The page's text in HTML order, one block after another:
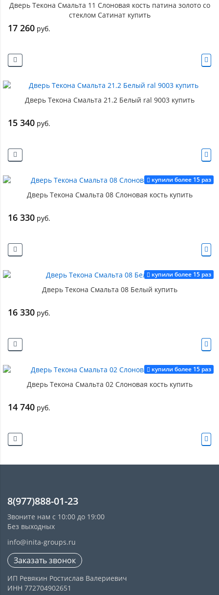
Дверь Текона Смальта 11 Слоновая кость патина золото со
стеклом Сатинат купить
17 260 руб.
Дверь Текона Смальта 21.2 Белый ral 9003 купить
15 340 руб.
купили более 15 раз
Дверь Текона Смальта 08 Слоновая кость купить
16 330 руб.
купили более 15 раз
Дверь Текона Смальта 08 Белый купить
16 330 руб.
купили более 15 раз
Дверь Текона Смальта 02 Слоновая кость купить
14 740 руб.
8(977)888-01-23
Звоните нам с 10:00 до 19:00
Без выходных
info@inita-groups.ru
Заказать звонок
ИП Ревякин Ростислав Валериевич
ИНН 772704902651